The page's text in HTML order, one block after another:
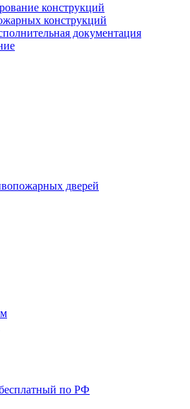
конструкций
конструкций
документация
дверей
по РФ